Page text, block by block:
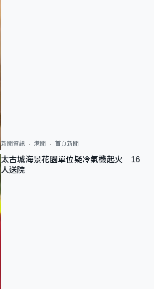
新聞資訊 港聞 首頁新聞
太古城海景花園單位疑冷氣機起火 16
人送院